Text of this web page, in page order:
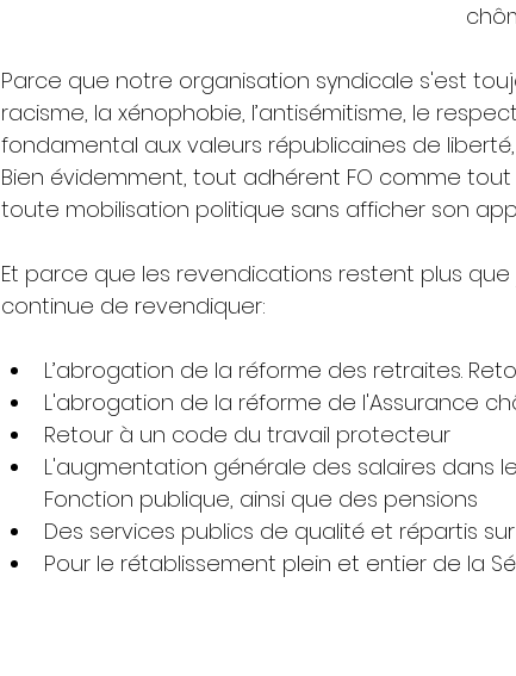
Parce que notre organisation syndicale s'est
racisme, la xénophobie, l’antisémitisme, le
fondamental aux valeurs républicaines de
Bien évidemment, tout adhérent FO comme
toute mobilisation politique sans afficher son
Et parce que les revendications restent plus que
continue de revendiquer:
L’abrogation de la réforme des retraites.
L'abrogation de la réforme de l'Assurance
Retour à un code du travail protecteur
L'augmentation générale des salaires dans
Fonction publique, ainsi que des pensions
Des services publics de qualité et répartis
Pour le rétablissement plein et entier de la